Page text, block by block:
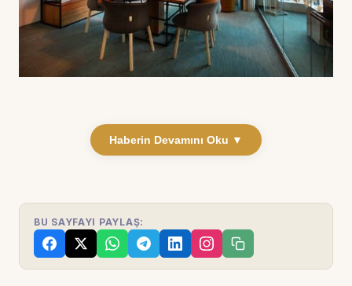
Haberin Devamını Oku ▼
BU SAYFAYI PAYLAŞ: